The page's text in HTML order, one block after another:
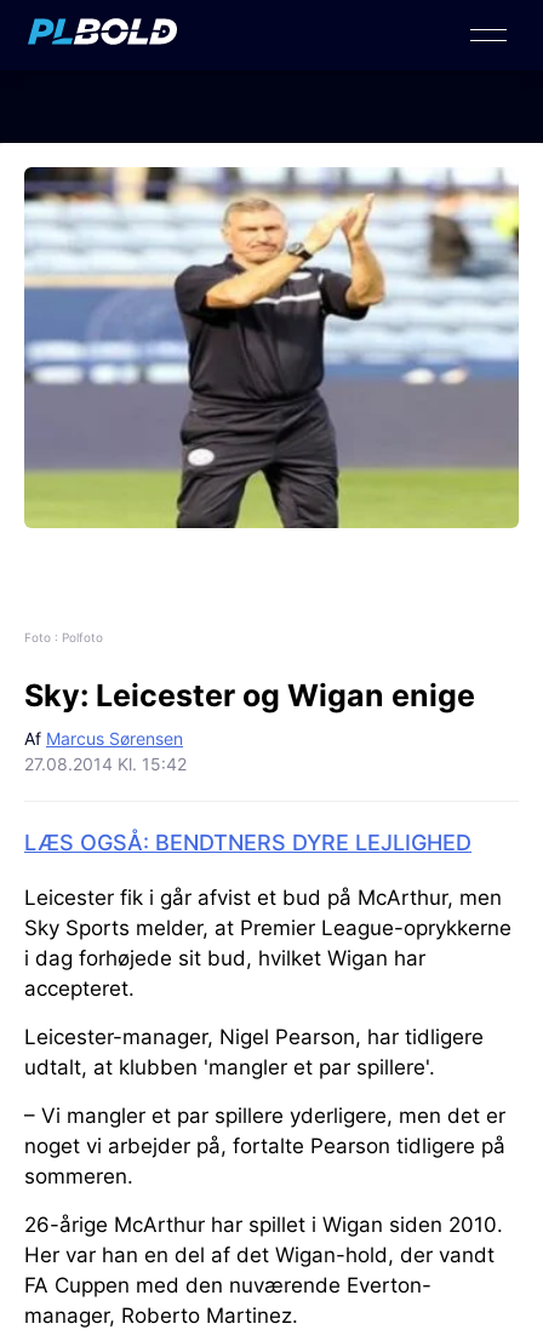
Foto : Polfoto
Sky: Leicester og Wigan enige
Af Marcus Sørensen
27.08.2014 Kl. 15:42
LÆS OGSÅ: BENDTNERS DYRE LEJLIGHED
Leicester fik i går afvist et bud på McArthur, men
Sky Sports melder, at Premier League-oprykkerne
i dag forhøjede sit bud, hvilket Wigan har
accepteret.
Leicester-manager, Nigel Pearson, har tidligere
udtalt, at klubben 'mangler et par spillere'.
– Vi mangler et par spillere yderligere, men det er
noget vi arbejder på, fortalte Pearson tidligere på
sommeren.
26-årige McArthur har spillet i Wigan siden 2010.
Her var han en del af det Wigan-hold, der vandt
FA Cuppen med den nuværende Everton-
manager, Roberto Martinez.